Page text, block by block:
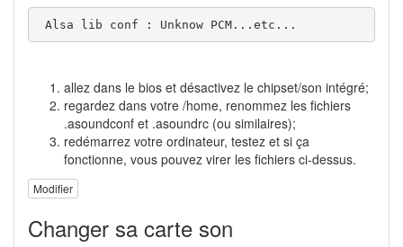
Alsa lib conf : Unknow PCM...etc...
allez dans le bios et désactivez le chipset/son intégré;
regardez dans votre /home, renommez les fichiers
.asoundconf et .asoundrc (ou similaires);
redémarrez votre ordinateur, testez et si ça
fonctionne, vous pouvez virer les fichiers ci-dessus.
Modifier
Changer sa carte son